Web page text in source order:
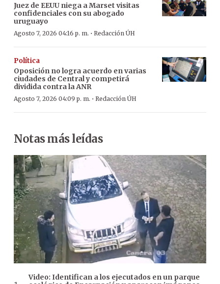
Juez de EEUU niega a Marset visitas
confidenciales con su abogado
uruguayo
Agosto 7, 2026 04:16 p. m. · Redacción ÚH
Política
Oposición no logra acuerdo en varias
ciudades de Central y competirá
dividida contra la ANR
Agosto 7, 2026 04:09 p. m. · Redacción ÚH
Notas más leídas
Video: Identifican a los ejecutados en un parque